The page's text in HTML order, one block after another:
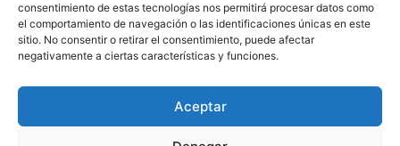
consentimiento de estas tecnologías nos permitirá procesar datos como
el comportamiento de navegación o las identificaciones únicas en este
sitio. No consentir o retirar el consentimiento, puede afectar
negativamente a ciertas características y funciones.
Aceptar
Oraciones Diarias
Otras
Protección y Liberación
Salud y Sanación